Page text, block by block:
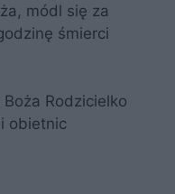
módl się za
śmierci
Rodzicielko
obietnic